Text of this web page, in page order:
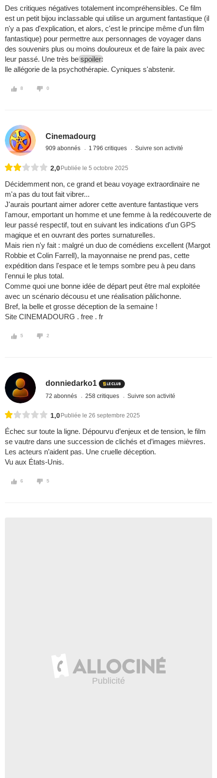
Des critiques négatives totalement incompréhensibles. Ce film
est un petit bijou inclassable qui utilise un argument fantastique (il
n'y a pas d'explication, et alors, c'est le principe même d'un film
fantastique) pour permettre aux personnages de voyager dans
des souvenirs plus ou moins douloureux et de faire la paix avec
leur passé. Une très be spoiler:
lle allégorie de la psychothérapie. Cyniques s'abstenir.
8 0
Cinemadourg
909 abonnés 1 796 critiques Suivre son activité
2,0 Publiée le 5 octobre 2025
Décidemment non, ce grand et beau voyage extraordinaire ne
m'a pas du tout fait vibrer...
J'aurais pourtant aimer adorer cette aventure fantastique vers
l'amour, emportant un homme et une femme à la redécouverte de
leur passé respectif, tout en suivant les indications d'un GPS
magique et en ouvrant des portes surnaturelles.
Mais rien n'y fait : malgré un duo de comédiens excellent (Margot
Robbie et Colin Farrell), la mayonnaise ne prend pas, cette
expédition dans l'espace et le temps sombre peu à peu dans
l'ennui le plus total.
Comme quoi une bonne idée de départ peut être mal exploitée
avec un scénario décousu et une réalisation pâlichonne.
Bref, la belle et grosse déception de la semaine !
Site CINEMADOURG . free . fr
5 2
donniedarko1
72 abonnés 258 critiques Suivre son activité
1,0 Publiée le 26 septembre 2025
Échec sur toute la ligne. Dépourvu d’enjeux et de tension, le film
se vautre dans une succession de clichés et d’images mièvres.
Les acteurs n’aident pas. Une cruelle déception.
Vu aux États-Unis.
6 5